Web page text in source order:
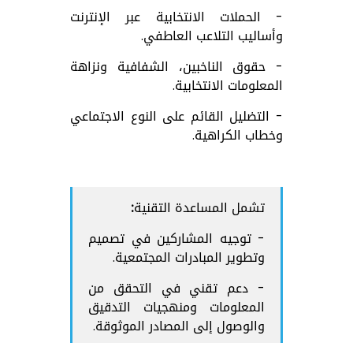
- الحملات الانتخابية عبر الإنترنت
وأساليب التلاعب العاطفي.
- حقوق الناخبين، الشفافية ونزاهة
المعلومات الانتخابية.
- التضليل القائم على النوع الاجتماعي
وخطاب الكراهية.
تشمل المساعدة التقنية:
- توجيه المشاركين في تصميم
وتطوير المبادرات المجتمعية.
- دعم تقني في التحقق من
المعلومات ومنهجيات التدقيق
والوصول إلى المصادر الموثوقة.